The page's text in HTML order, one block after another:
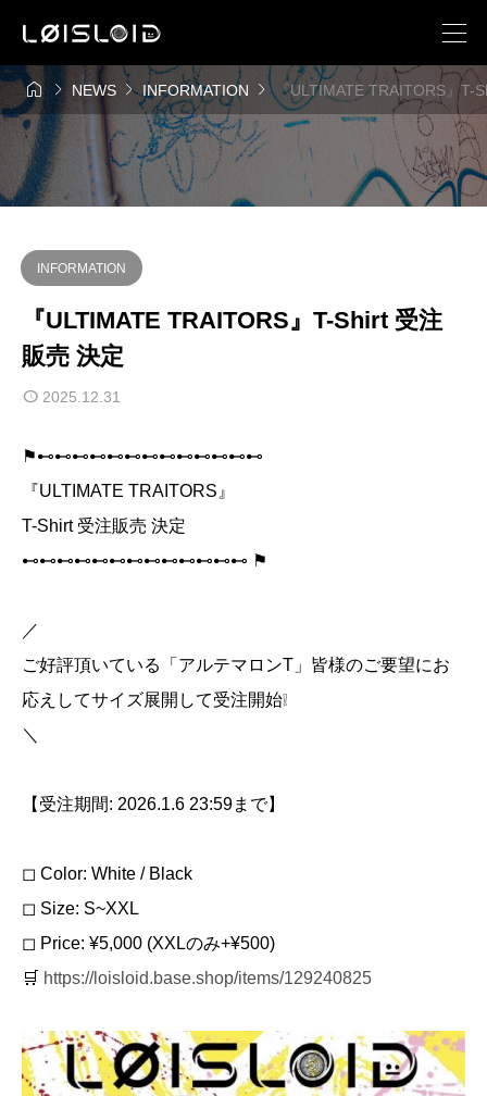
  NEWS INFORMATION  『ULTIMATE TRAITORS』T-
INFORMATION
『ULTIMATE TRAITORS』T-Shirt 受注
販売 決定
2025.12.31
⚑⊷⊷⊷⊷⊷⊷⊷⊷⊷⊷⊷⊷⊷
『ULTIMATE TRAITORS』
T-Shirt 受注販売 決定
⊷⊷⊷⊷⊷⊷⊷⊷⊷⊷⊷⊷⊷ ⚑
／
ご好評頂いている「アルテマロンT」皆様のご要望にお
応えしてサイズ展開して受注開始❕
＼
【受注期間: 2026.1.6 23:59まで】
◻︎ Color: White / Black
◻︎ Size: S~XXL
◻︎ Price: ¥5,000 (XXLのみ+¥500)
🛒 https://loisloid.base.shop/items/129240825